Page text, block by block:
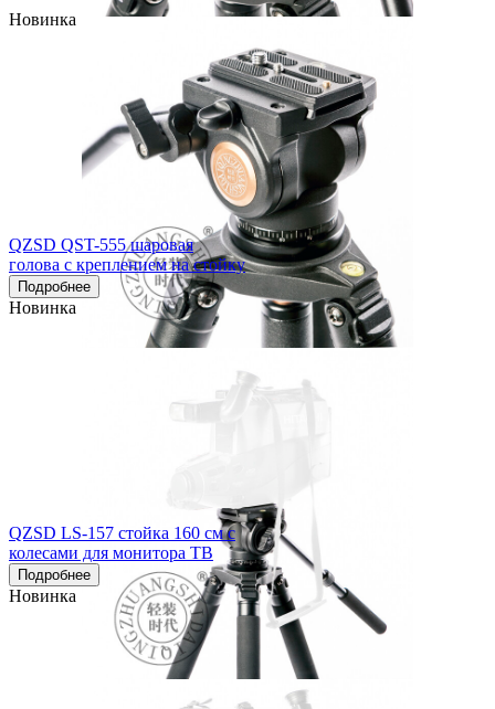
Новинка
QZSD QST-555 шаровая
голова с креплением на стойку
Подробнее
Новинка
QZSD LS-157 стойка 160 см с
колесами для монитора ТВ
Подробнее
Новинка